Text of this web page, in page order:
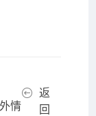
情
返
回